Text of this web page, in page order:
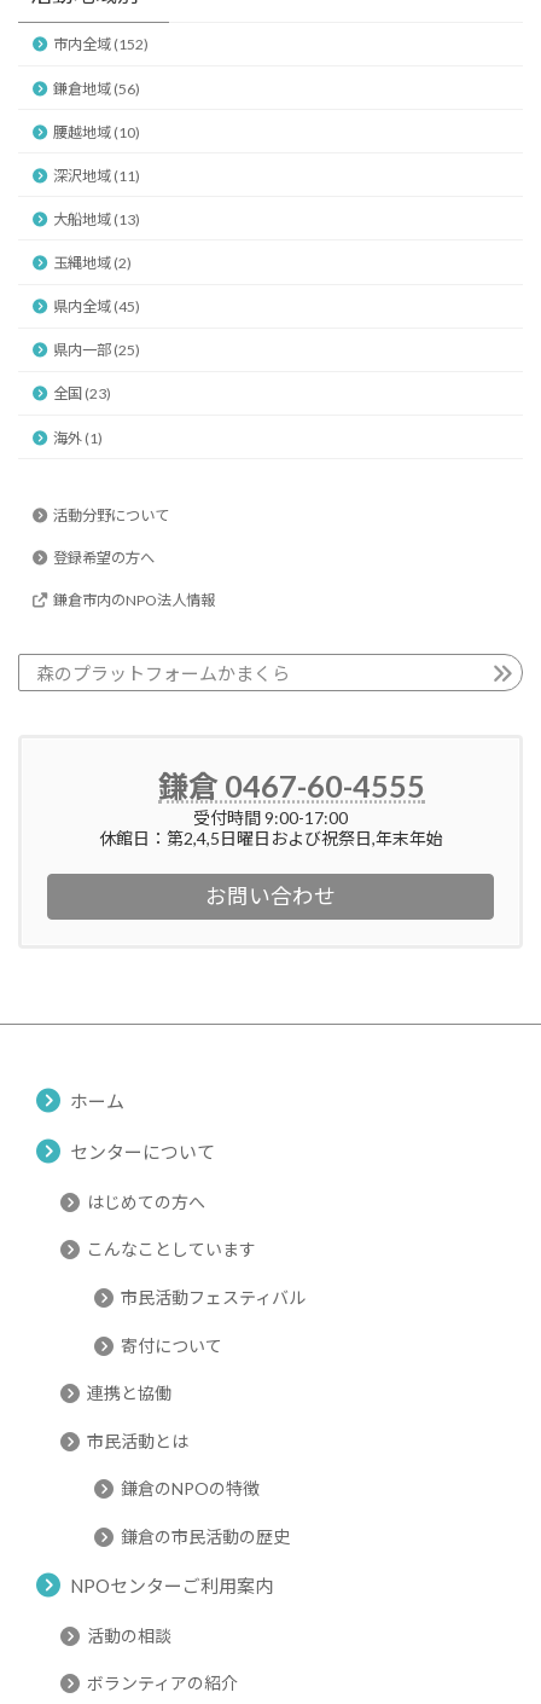
市内全域 (152)
鎌倉地域 (56)
腰越地域 (10)
深沢地域 (11)
大船地域 (13)
玉縄地域 (2)
県内全域 (45)
県内一部 (25)
全国 (23)
海外 (1)
活動分野について
登録希望の方へ
鎌倉市内のNPO法人情報
森のプラットフォームかまくら
鎌倉 0467-60-4555
受付時間 9:00-17:00
休館日：第2,4,5日曜日および祝祭日,年末年始
お問い合わせ
ホーム
センターについて
はじめての方へ
こんなことしています
市民活動フェスティバル
寄付について
連携と協働
市民活動とは
鎌倉のNPOの特徴
鎌倉の市民活動の歴史
NPOセンターご利用案内
活動の相談
ボランティアの紹介